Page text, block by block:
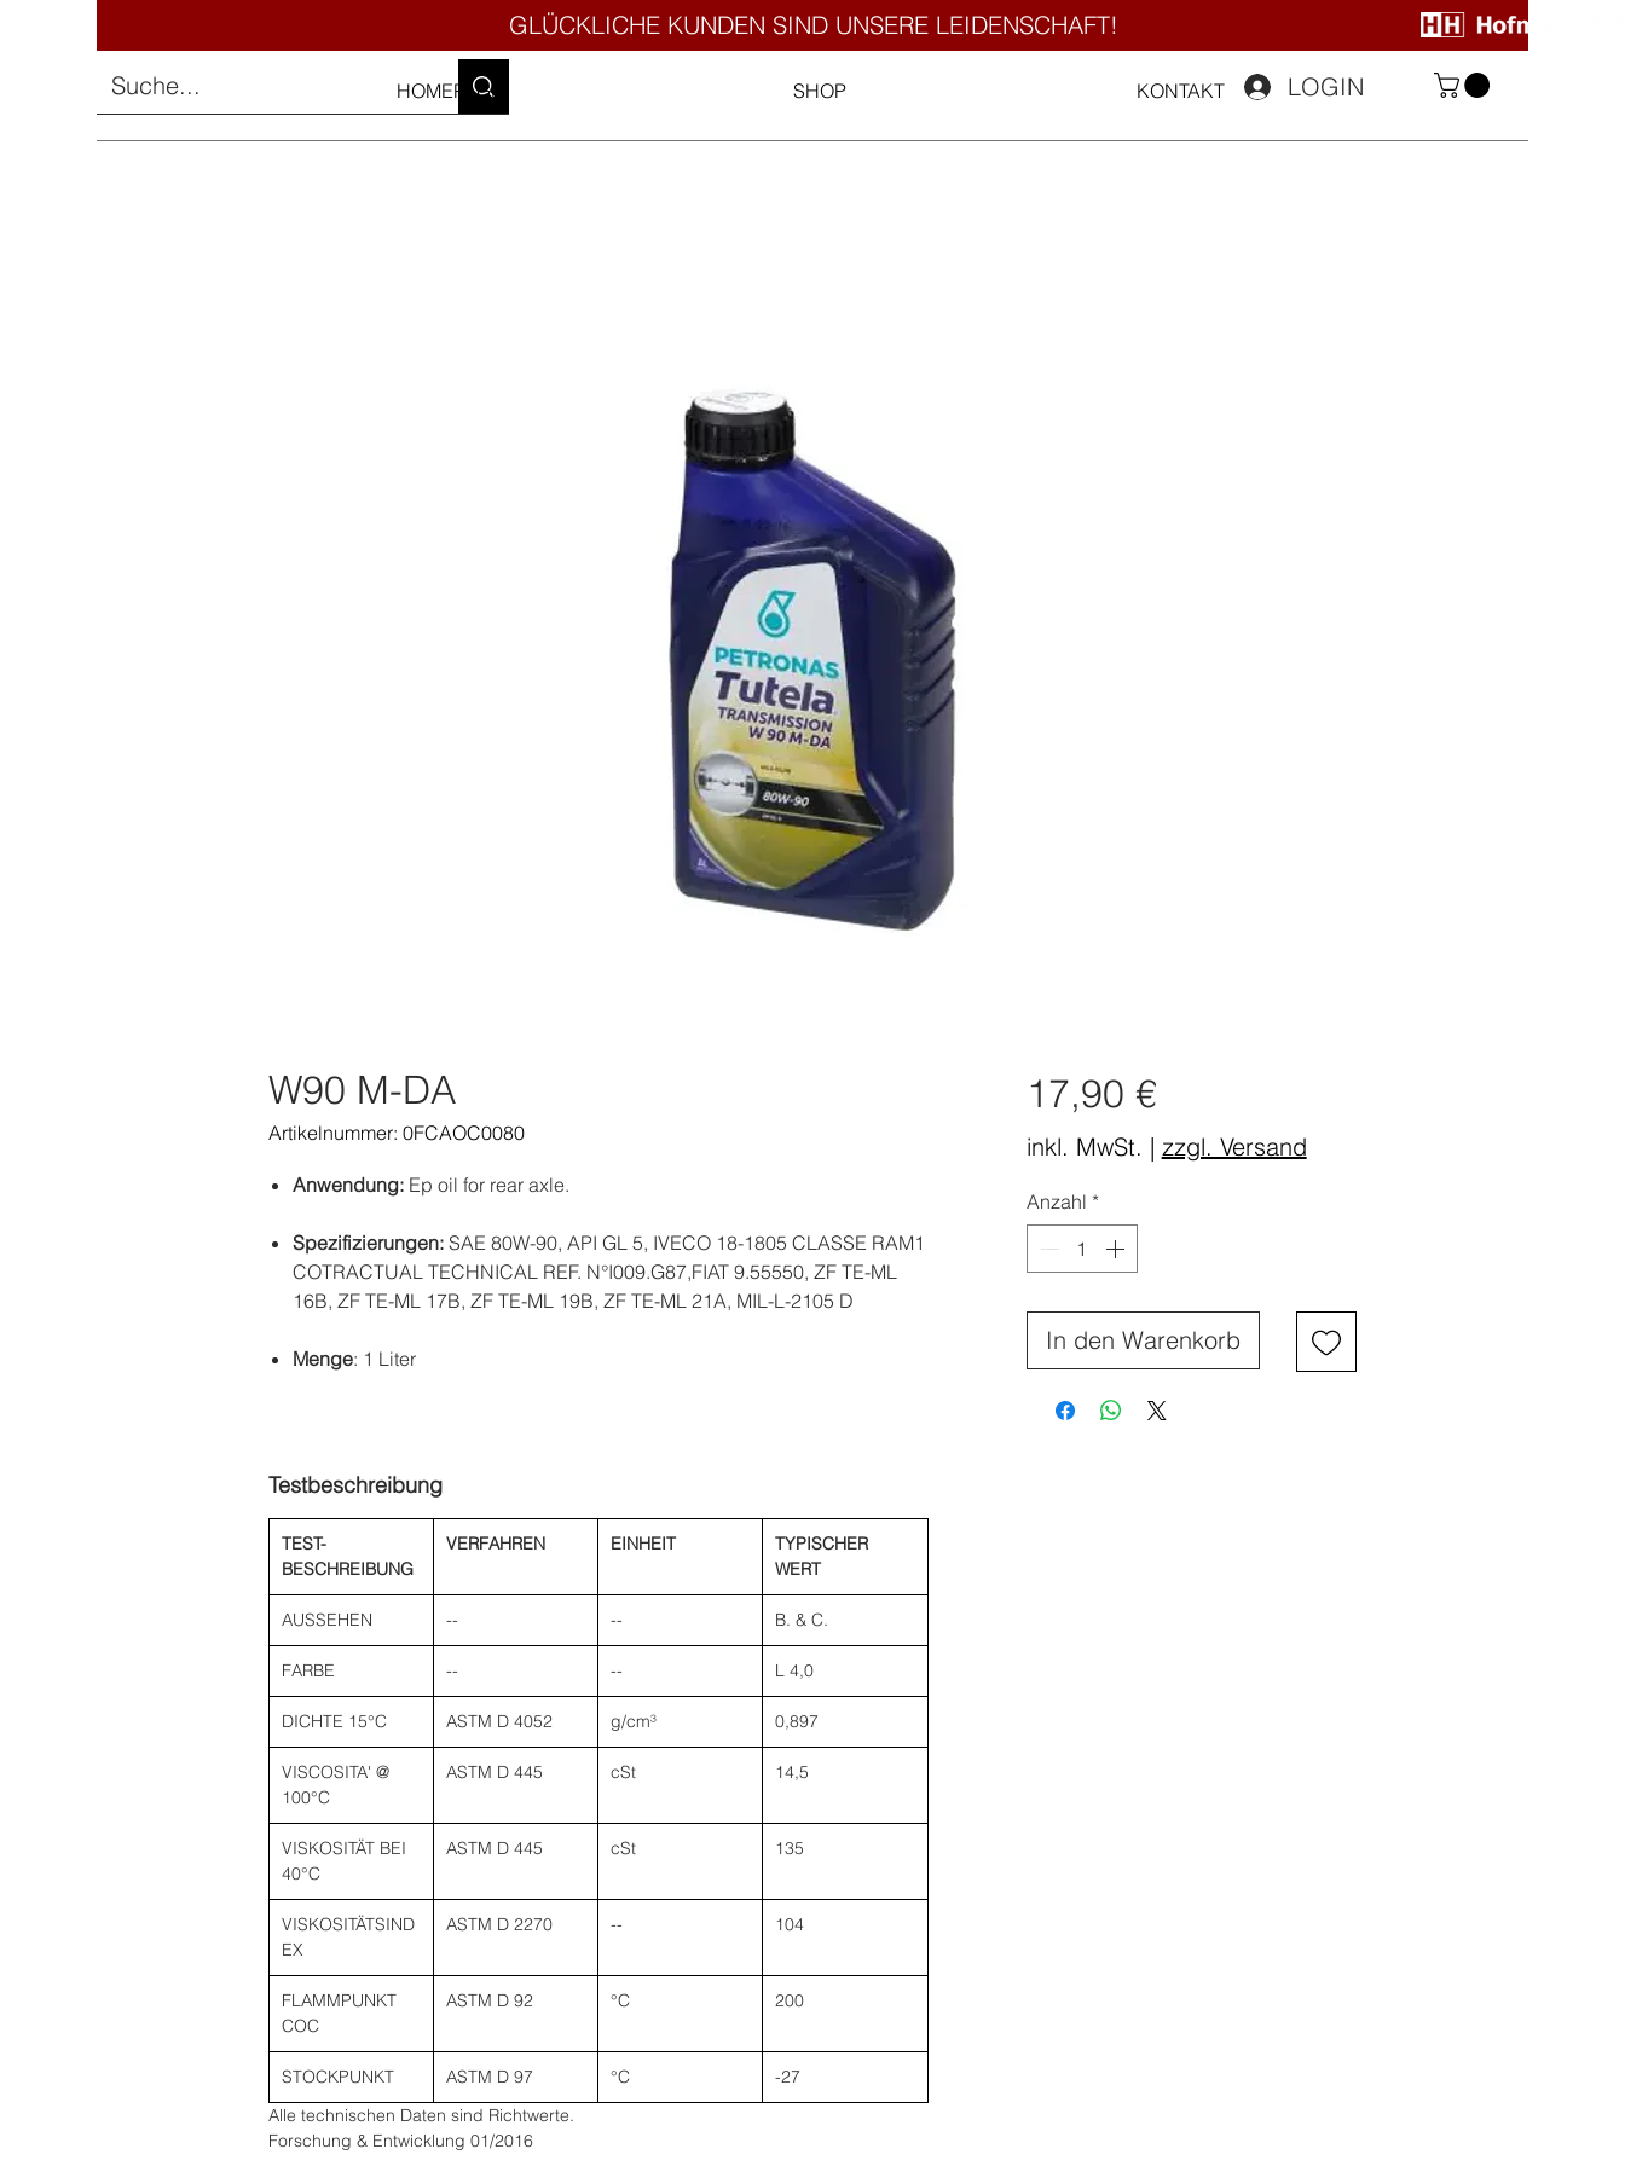
GLÜCKLICHE KUNDEN SIND UNSERE LEIDENSCHAFT!
HOMEPAGE SHOP KONTAKT LOGIN
W90 M-DA
Artikelnummer: 0FCAOC0080
Anwendung: Ep oil for rear axle.
Spezifizierungen: SAE 80W-90, API GL 5, IVECO 18-1805 CLASSE RAM1
COTRACTUAL TECHNICAL REF. N°I009.G87,FIAT 9.55550, ZF TE-ML
16B, ZF TE-ML 17B, ZF TE-ML 19B, ZF TE-ML 21A, MIL-L-2105 D
Menge: 1 Liter
Testbeschreibung
TEST-
BESCHREIBUNG
VERFAHREN EINHEIT
TYPISCHER
WERT
AUSSEHEN -- -- B. & C.
FARBE -- -- L 4,0
DICHTE 15°C ASTM D 4052 g/cm³ 0,897
VISCOSITA' @
100°C
ASTM D 445 cSt 14,5
VISKOSITÄT BEI
40°C
ASTM D 445 cSt 135
VISKOSITÄTSIND
EX
ASTM D 2270 -- 104
FLAMMPUNKT
COC
ASTM D 92 °C 200
STOCKPUNKT ASTM D 97 °C
-27
Alle technischen Daten sind Richtwerte.
Forschung & Entwicklung 01/2016
17,90 €Preis
inkl. MwSt. | zzgl. Versand
Anzahl *
In den Warenkorb